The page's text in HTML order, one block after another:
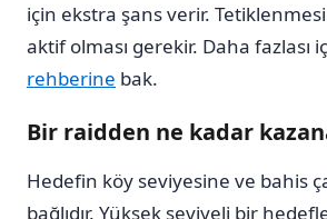
için ekstra şans verir.
aktif olması gerekir. Daha fazlası
rehberine bak.
Bir raidden ne kadar
Hedefin köy seviyesine ve bahis
bağlıdır. Yüksek seviyeli bir